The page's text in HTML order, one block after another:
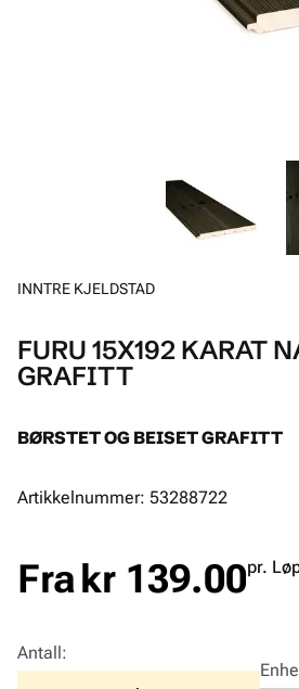
INNTRE KJELDSTAD
FURU 15X192 KARAT
GRAFITT
BØRSTET OG BEISET GRAFITT
Artikkelnummer: 53288722
Frakr 139.00pr.
Antall :